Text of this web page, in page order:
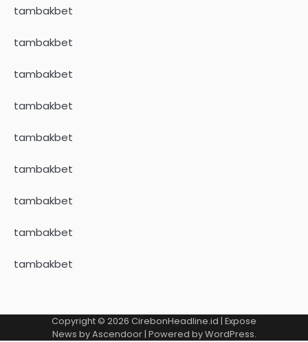
tambakbet
tambakbet
tambakbet
tambakbet
tambakbet
tambakbet
tambakbet
tambakbet
tambakbet
Copyright © 2026 CirebonHeadline.id | Expose
News byAscendoor| Powered byWordPress.